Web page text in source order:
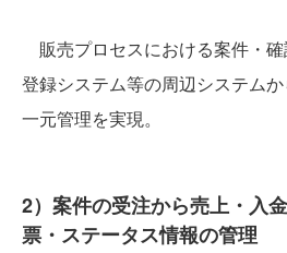
販売プロセスにおける案件・
登録システム等の周辺システム
一元管理を実現。
2）案件の受注から売上・入
票・ステータス情報の管理